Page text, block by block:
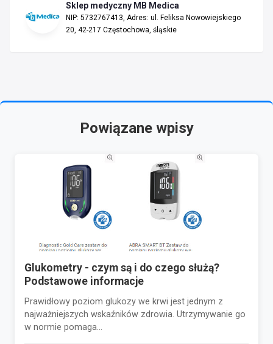
Sklep medyczny MB Medica
NIP: 5732767413, Adres: ul. Feliksa Nowowiejskiego
20, 42-217 Częstochowa, śląskie
Powiązane wpisy
Glukometry - czym są i do czego służą?
Podstawowe informacje
Prawidłowy poziom glukozy we krwi jest jednym z
najważniejszych wskaźników zdrowia. Utrzymywanie go
w normie pomaga...